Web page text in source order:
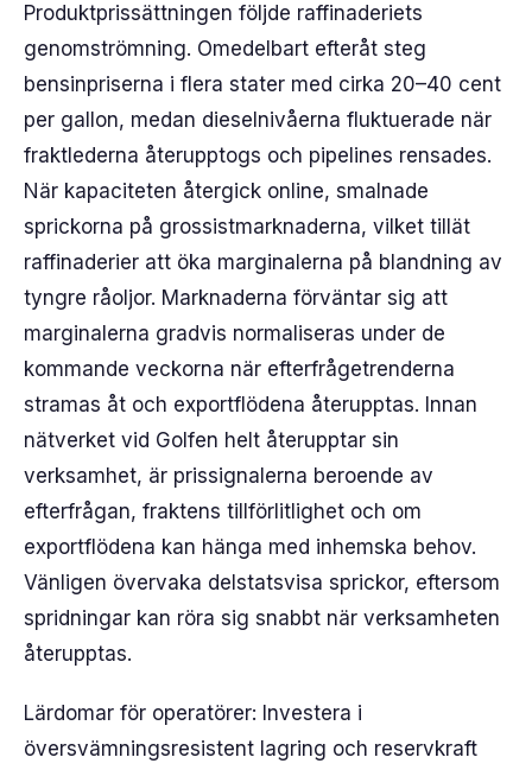
Produktprissättningen följde raffinaderiets
genomströmning. Omedelbart efteråt steg
bensinpriserna i flera stater med cirka 20–40 cent
per gallon, medan dieselnivåerna fluktuerade när
fraktlederna återupptogs och pipelines rensades.
När kapaciteten återgick online, smalnade
sprickorna på grossistmarknaderna, vilket tillät
raffinaderier att öka marginalerna på blandning av
tyngre råoljor. Marknaderna förväntar sig att
marginalerna gradvis normaliseras under de
kommande veckorna när efterfrågetrenderna
stramas åt och exportflödena återupptas. Innan
nätverket vid Golfen helt återupptar sin
verksamhet, är prissignalerna beroende av
efterfrågan, fraktens tillförlitlighet och om
exportflödena kan hänga med inhemska behov.
Vänligen övervaka delstatsvisa sprickor, eftersom
spridningar kan röra sig snabbt när verksamheten
återupptas.
Lärdomar för operatörer: Investera i
översvämningsresistent lagring och reservkraft